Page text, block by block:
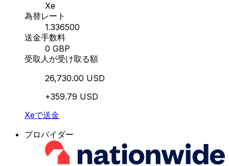
Xe
為替レート
1.336500
送金手数料
0 GBP
受取人が受け取る額
26,730.00 USD
+359.79 USD
Xeで送金
プロバイダー